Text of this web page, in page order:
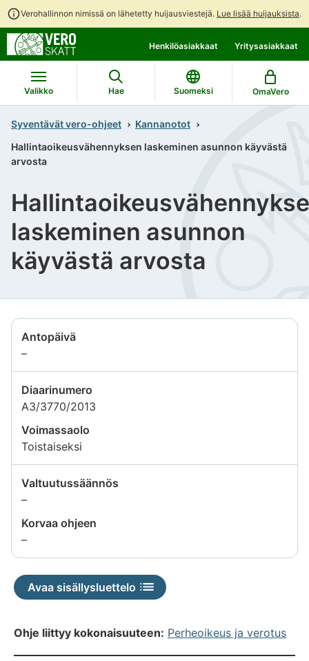
Verohallinnon nimissä on lähetetty huijausviestejä. Lue lisää huijauksista.
suoraan
sisältöön
koko
sivuston
hakuun
Henkilöasiakkaat Yritysasiakkaat
Valikko Hae Suomeksi OmaVero
Syventävät vero-ohjeet
Kannanotot
Hallintaoikeusvähennyksen laskeminen asunnon käyvästä
arvosta
laskeminen asunnon
käyvästä arvosta
Antopäivä
–Tietoa
ei
saatavilla
Diaarinumero
A3/3770/2013
Voimassaolo
Toistaiseksi
Valtuutussäännös
–Tietoa
saatavilla
Korvaa ohjeen
–Tietoa
ei
saatavilla
Avaa sisällysluettelo
Ohje liittyy kokonaisuuteen: Perheoikeus ja verotus